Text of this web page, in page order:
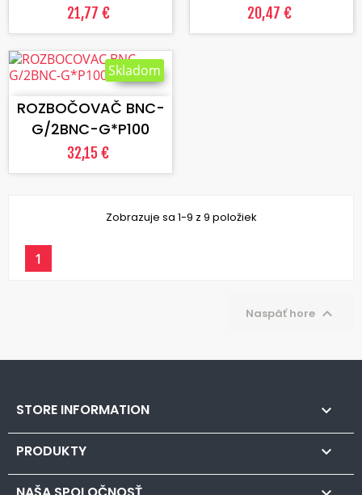
21,77 € 20,47 €
VLOŽIŤ DO KOŠÍKA
ROZBOČOVAČ BNC-
G/2BNC-G*P100
32,15 €
Skladom
Zobrazuje sa 1-9 z 9 položiek
1
Naspäť hore 
STORE INFORMATION 
PRODUKTY 